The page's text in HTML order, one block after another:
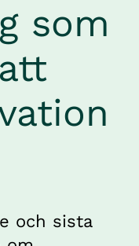
som
och sista